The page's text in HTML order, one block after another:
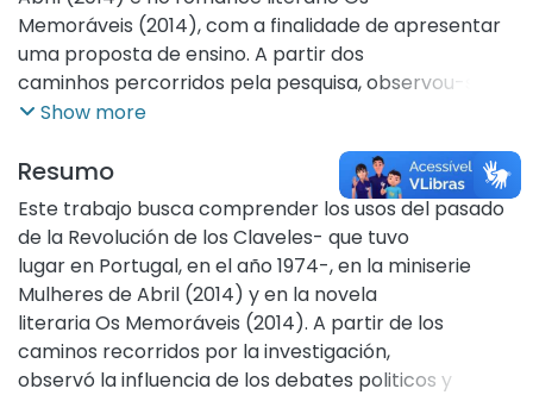
Memoráveis (2014), com a finalidade de apresentar
uma proposta de ensino. A partir dos
caminhos percorridos pela pesquisa, observou-se a
influência dos debates políticos e
contemporânea. O objetivo principal da
investigação foi, – a partir da análise das fontes
históricas fílmica e literária – a criação de um
Objeto de Aprendizagem voltado para o ensino de
história nas unidades de educação básica.
Dessa forma, elaborou-se um material didático em
formato de livro paradidático que, ao
discutir os usos do passado, estimula uma relação
Show more
Resumo
Este trabajo busca comprender los usos del pasado
de la Revolución de los Claveles- que tuvo
lugar en Portugal, en el año 1974-, en la miniserie
Mulheres de Abril (2014) y en la novela
literaria Os Memoráveis (2014). A partir de los
caminos recorridos por la investigación,
observó la influencia de los debates politicos y